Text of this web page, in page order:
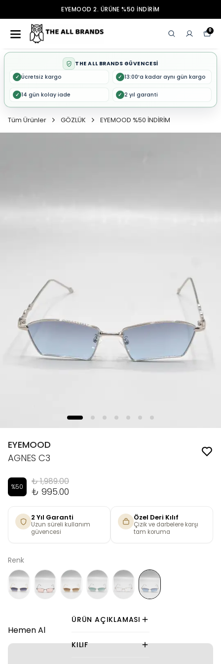
EYEMOOD 2. ÜRÜNE %50 İNDİRİM
0
THE ALL BRANDS GÜVENCESİ
✓ Ücretsiz kargo ✓ 13:00’a kadar aynı gün kargo
✓ 14 gün kolay iade ✓ 2 yıl garanti
Tüm Ürünler GÖZLÜK EYEMOOD %50 İNDİRİM
EYEMOOD
AGNES C3
%50 ₺ 1,989.00
₺ 995.00
2 Yıl Garanti
Uzun süreli kullanım
güvencesi
Özel Deri Kılıf
Çizik ve darbelere karşı
tam koruma
Renk
Hemen Al
ÜRÜN AÇIKLAMASI
KILIF